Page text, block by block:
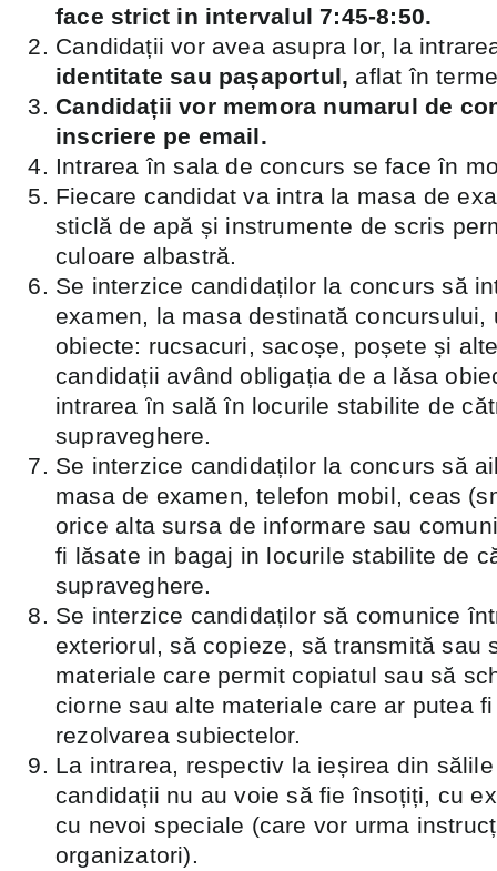
face strict in intervalul 7:45-8:50.
Candidații vor avea asupra lor, la
identitate sau pașaportul, aflat în
Candidații vor memora numarul de
inscriere pe email.
Intrarea în sala de concurs se face în
Fiecare candidat va intra la masa de
sticlă de apă și instrumente de scris
culoare albastră.
Se interzice candidaților la concurs să
examen, la masa destinată concursului,
obiecte: rucsacuri, sacoșe, poșete și
candidații având obligația de a lăsa
intrarea ȋn sală în locurile stabilite de
supraveghere.
Se interzice candidaților la concurs să
masa de examen, telefon mobil, ceas
orice alta sursa de informare sau
fi lăsate in bagaj in locurile stabilite de
supraveghere.
Se interzice candidaților să comunice
exteriorul, să copieze, să transmită sau
materiale care permit copiatul sau să
ciorne sau alte materiale care ar putea
rezolvarea subiectelor.
La intrarea, respectiv la ieșirea din
candidații nu au voie să fie însoțiți, cu
cu nevoi speciale (care vor urma
organizatori).